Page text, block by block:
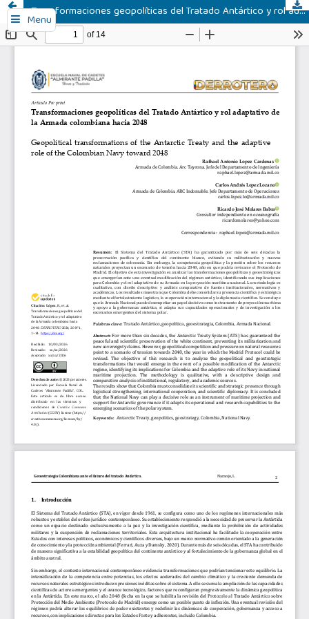
Menu Transformaciones geopolíticas del Tratado Antártico y rol adaptativo de la Armada colombiana hacia 2048 (Pre Print)